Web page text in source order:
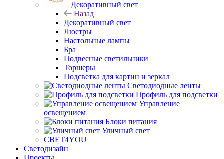
Декоративный свет
Назад
Декоративный свет
Люстры
Настольные лампы
Бра
Подвесные светильники
Торшеры
Подсветка для картин и зеркал
Светодиодные ленты
Профиль для подсветки
Управление
освещением
Блоки питания
Уличный свет
СВЕТ4YOU
Светодизайн